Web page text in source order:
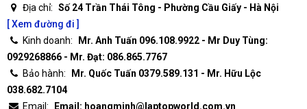
Địa chỉ: Số 24 Trần Thái Tông - Phường Cầu Giấy - Hà Nội
[ Xem đường đi ]
Kinh doanh:
Mr. Anh Tuấn 096.108.9922 - Mr Duy Tùng:
0929268866 - Mr. Đạt: 086.865.7767
Bảo hành:
Mr. Quốc Tuấn 0379.589.131 - Mr. Hữu Lộc
038.682.7104
Email:
Email: hoangminh@laptopworld.com.vn